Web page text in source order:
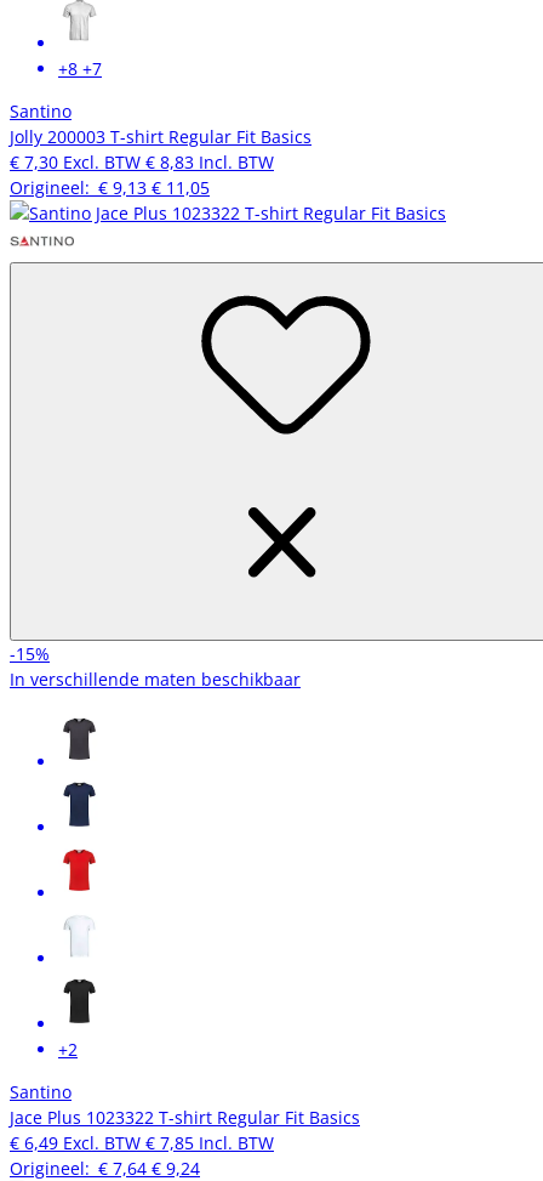
+8 +7
Santino
Jolly 200003 T-shirt Regular Fit Basics
€ 7,30 Excl. BTW € 8,83 Incl. BTW
Origineel: € 9,13 € 11,05
-15%
In verschillende maten beschikbaar
+2
Santino
Jace Plus 1023322 T-shirt Regular Fit Basics
€ 6,49 Excl. BTW € 7,85 Incl. BTW
Origineel: € 7,64 € 9,24